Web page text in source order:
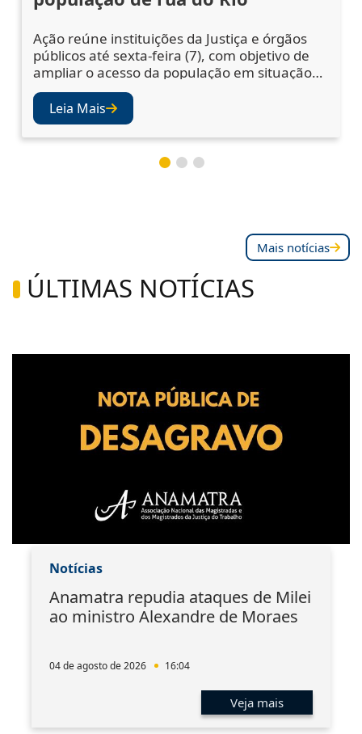
Ação reúne instituições da Justiça e órgãos
públicos até sexta-feira (7), com objetivo de
ampliar o acesso da população em situação
de rua a serviços essenciais A abertura da 5ª
edição do PopRuaJud-Rio reuniu
representantes do sistema de Justiça e de
órgãos públicos nesta quarta-feira (5), na
área externa da Catedral Metropolitana de
São Sebastião, no Centro do Rio, para
Leia Mais
Mais notícias
ÚLTIMAS NOTÍCIAS
Notícias
Anamatra repudia ataques de Milei
ao ministro Alexandre de Moraes
04 de agosto de 2026 16:04
Veja mais